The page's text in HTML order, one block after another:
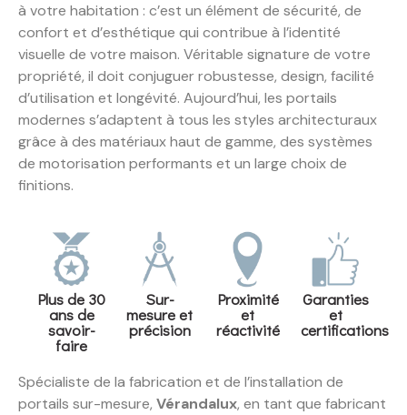
à votre habitation : c’est un élément de sécurité, de
confort et d’esthétique qui contribue à l’identité
visuelle de votre maison. Véritable signature de votre
propriété, il doit conjuguer robustesse, design, facilité
d’utilisation et longévité. Aujourd’hui, les portails
modernes s’adaptent à tous les styles architecturaux
grâce à des matériaux haut de gamme, des systèmes
de motorisation performants et un large choix de
finitions.
Plus de 30
ans de
savoir-
faire
Sur-
mesure et
précision
Proximité
et
réactivité
Garanties
et
certifications
Spécialiste de la fabrication et de l’installation de
portails sur-mesure, Vérandalux, en tant que fabricant